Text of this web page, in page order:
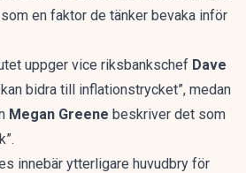
en faktor de tänker bevaka inför
uppger vice riksbankschef Dave
bidra till inflationstrycket”, medan
Megan Greene beskriver det som
innebär ytterligare huvudbry för